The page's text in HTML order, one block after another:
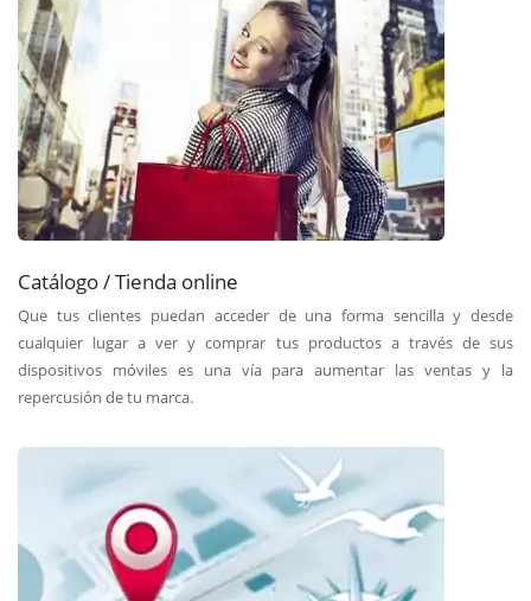
Catálogo / Tienda online
Que tus clientes puedan acceder de una forma sencilla y desde
cualquier lugar a ver y comprar tus productos a través de sus
dispositivos móviles es una vía para aumentar las ventas y la
repercusión de tu marca.